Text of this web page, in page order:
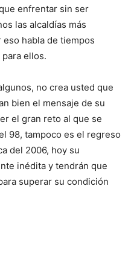
enfrentar sin ser
las alcaldías más
habla de tiempos
ellos.
no crea usted que
bien el mensaje de su
el gran reto al que se
98, tampoco es el regreso
del 2006, hoy su
inédita y tendrán que
superar su condición